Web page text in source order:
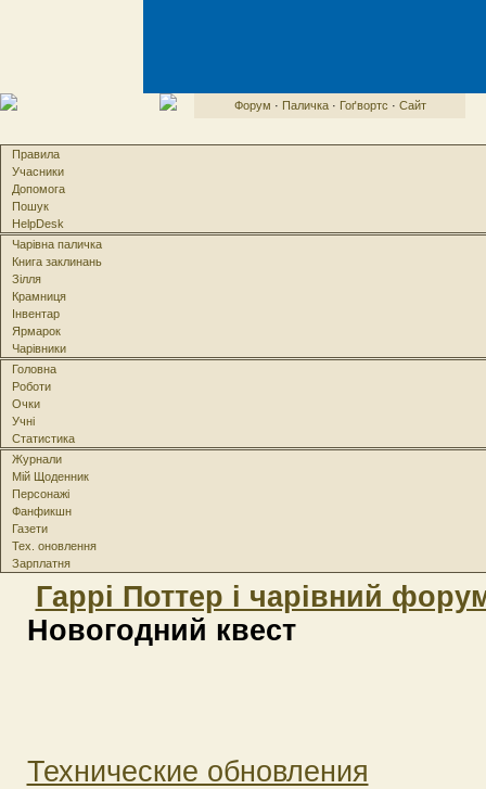
Форум · Паличка· Гоґвортс · Сайт
Правила
Учасники
Допомога
Пошук
HelpDesk
Чарівна паличка
Книга заклинань
Зілля
Крамниця
Інвентар
Ярмарок
Чарівники
Головна
Роботи
Очки
Учні
Статистика
Журнали
Мій Щоденник
Персонажі
Фанфикшн
Газети
Тех. оновлення
Зарплатня
Гаррі Поттер і чарівний
Новогодний квест
Технические обновления